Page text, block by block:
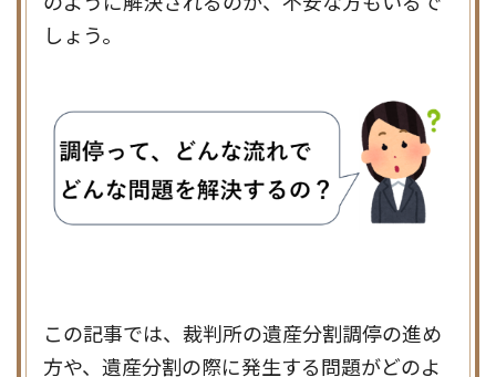
しょう。
この記事では、裁判所の遺産分割調停の進め
方や、遺産分割の際に発生する問題がどのよ